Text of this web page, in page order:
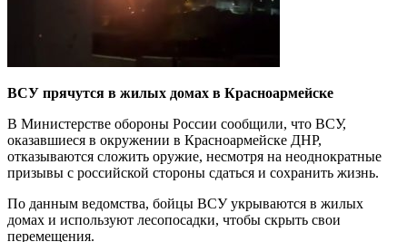
ВСУ прячутся в жилых домах в Красноармейске
В Министерстве обороны России сообщили, что ВСУ,
оказавшиеся в окружении в Красноармейске ДНР,
отказываются сложить оружие, несмотря на неоднократные
призывы с российской стороны сдаться и сохранить жизнь.
По данным ведомства, бойцы ВСУ укрываются в жилых
домах и используют лесопосадки, чтобы скрыть свои
перемещения.